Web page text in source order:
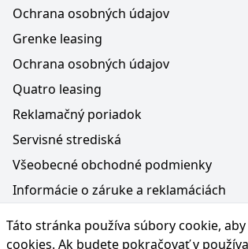
Táto stránka používa súbory cookie,
cookies. Ak budete pokračovať v
Ochrana osobných údajov
Grenke leasing
Ochrana osobných údajov
Quatro leasing
Reklamačný poriadok
Servisné strediská
Všeobecné obchodné podmienky
Informácie o záruke a reklamáciách
Poučenie o práve na odstúpenie od